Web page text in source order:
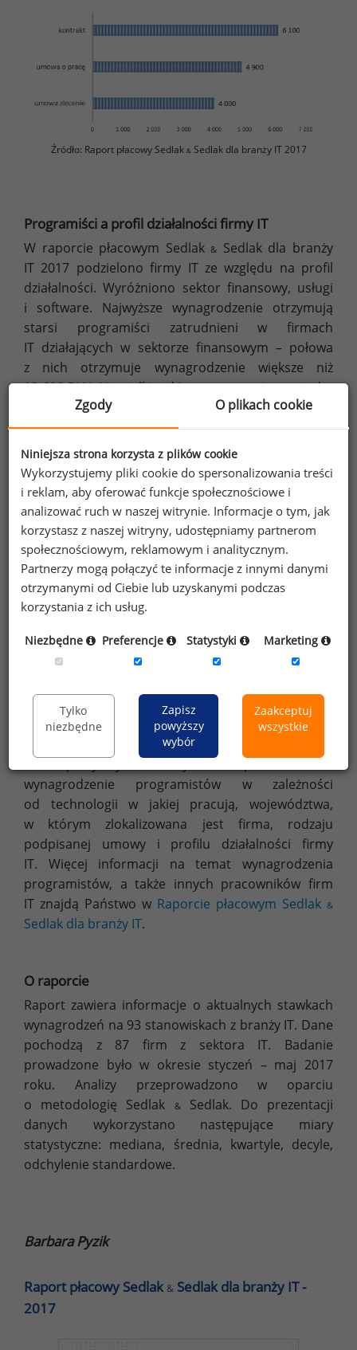
Źródło: Raport płacowy Sedlak &Sedlak dla branży IT 2017
Programiści a profil działalności firmy IT
W raporcie płacowym Sedlak& Sedlak dla branży
IT 2017 podzielono firmy IT ze względu na profil
działalności. Wyróżniono sektor finansowy, usługi
i software. Najwyższe wynagrodzenie otrzymują
starsi programiści zatrudnieni w firmach
IT działających w sektorze finansowym – połowa
z nich otrzymuje wynagrodzenie większe niż
12 600 PLN. Niewielkie różnice występują pomiędzy
zatrudnionymi w firmach IT działających w sektorze
usług (10 100 PLN) i software (10 000 PLN).
Schemat 2. Mediana wynagrodzenia całkowitego
starszych programistów
zatrudnionych na umowę o pracę w firmach IT o
różnym profilu działalności (brutto, PLN)
Źródło: Raport płacowy Sedlak Sedlak dla branży IT 2017
wynagrodzenie programistów w zależności
od technologii w jakiej pracują, województwa,
w którym zlokalizowana jest firma, rodzaju
podpisanej umowy i profilu działalności firmy
IT. Więcej informacji na temat wynagrodzenia
programistów, a także innych pracowników firm
IT znajdą Państwo w Raporcie płacowym Sedlak &
Sedlak dla branży IT.
O raporcie
Raport zawiera informacje o aktualnych stawkach
wynagrodzeń na 93 stanowiskach z branży IT. Dane
pochodzą z 87 firm z sektora IT. Badanie
prowadzone było w okresie styczeń – maj 2017
roku. Analizy przeprowadzono w oparciu
o metodologię Sedlak
&Sedlak. Do prezentacji
danych wykorzystano następujące miary
statystyczne: mediana, średnia, kwartyle, decyle,
odchylenie standardowe.
Barbara Pyzik
Raport płacowy Sedlak& Sedlak dla branży IT -
2017
Zgody O plikach cookie
Niniejsza strona korzysta z plików cookie
Wykorzystujemy pliki cookie do spersonalizowania treści
i reklam, aby oferować funkcje społecznościowe i
analizować ruch w naszej witrynie. Informacje o tym, jak
korzystasz z naszej witryny, udostępniamy partnerom
społecznościowym, reklamowym i analitycznym.
Partnerzy mogą połączyć te informacje z innymi danymi
otrzymanymi od Ciebie lub uzyskanymi podczas
korzystania z ich usług.
Niezbędne Preferencje Statystyki Marketing
Tylko
niezbędne
Zapisz
powyższy
wybór
Zaakceptuj
wszystkie